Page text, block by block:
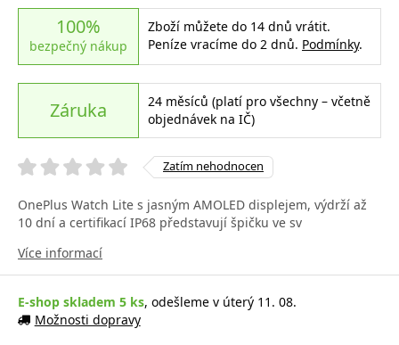
100%
bezpečný nákup
Zboží můžete do 14 dnů vrátit.
Peníze vracíme do 2 dnů. Podmínky.
Záruka
24 měsíců (platí pro všechny – včetně
objednávek na IČ)
Zatím nehodnocen
OnePlus Watch Lite s jasným AMOLED displejem, výdrží až
10 dní a certifikací IP68 představují špičku ve sv
Více informací
E-shop skladem 5 ks, odešleme v úterý 11. 08.
Možnosti dopravy